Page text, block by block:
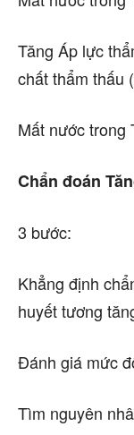
Tăng Áp lực
chất thẩm thấu
Mất nước trong
Chẩn đoán
3 bước:
Khẳng định
huyết tương
Đánh giá mức
Tìm nguyên